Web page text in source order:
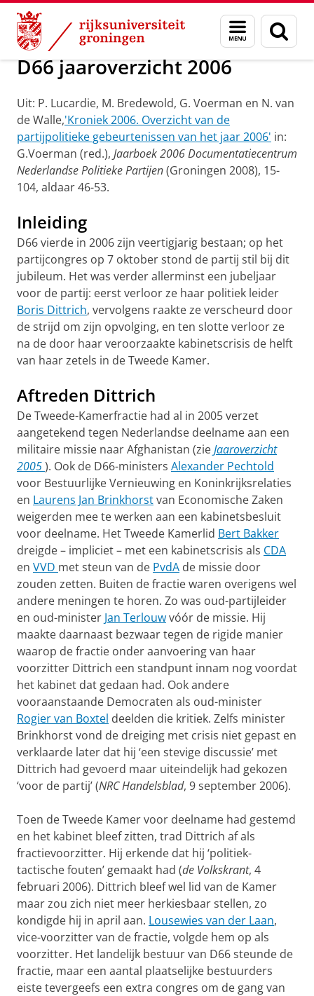
Skip
Content
Skip
Navigation
Menu
en
zoeken
Onderzoek Geschiedenis
D66 jaaroverzicht 2006
Uit: P. Lucardie, M. Bredewold, G. Voerman en N. van
de Walle,'Kroniek 2006. Overzicht van de
partijpolitieke gebeurtenissen van het jaar 2006' in:
G.Voerman (red.), Jaarboek 2006 Documentatiecentrum
Nederlandse Politieke Partijen(Groningen 2008), 15-
104, aldaar 46-53.
Inleiding
D66 vierde in 2006 zijn veertigjarig bestaan; op het
partijcongres op 7 oktober stond de partij stil bij dit
jubileum. Het was verder allerminst een jubeljaar
voor de partij: eerst verloor ze haar politiek leider
Boris Dittrich, vervolgens raakte ze verscheurd door
de strijd om zijn opvol­ging, en ten slotte verloor ze
na de door haar veroorzaakte kabinetscrisis de helft
van haar zetels in de Tweede Kamer.
Aftreden Dittrich
De Tweede-Kamerfractie had al in 2005 verzet
aangetekend tegen Nederlandse deelname aan een
militaire missie naar Afghanistan (zieJaaroverzicht
2005). Ook de D66-ministers Alexander Pechtold
voor Bestuur­lijke Vernieuwing en Koninkrijksrelaties
en Laurens Jan Brinkhorstvan Eco­nomische Zaken
weigerden mee te werken aan een kabinetsbesluit
voor deelname. Het Tweede Kamerlid Bert Bakker
dreigde – impliciet – met een kabinetscrisis als CDA
en VVD met steun van de PvdA de missie door
zouden zetten. Buiten de fractie waren overigens wel
andere meningen te horen. Zo was oud-partijleider
en oud-minister Jan Ter­louwvóór de missie. Hij
maakte daarnaast bezwaar tegen de rigide manier
waarop de fractie onder aanvoering van haar
voorzitter Dittrich een standpunt innam nog voordat
het kabinet dat gedaan had. Ook andere
vooraanstaande Democraten als oud-minister
Rogier van Boxtel deelden die kritiek. Zelfs minister
Brinkhorst vond de dreiging met crisis niet gepast en
verklaarde later dat hij ‘een stevige discussie’ met
Dittrich had gevoerd maar uiteindelijk had gekozen
‘voor de partij’ (NRC Handelsblad, 9 september 2006).
Toen de Tweede Kamer voor deelname had gestemd
en het kabinet bleef zitten, trad Dittrich af als
fractievoorzitter. Hij erkende dat hij ‘politiek-
tactische fouten’ gemaakt had (de Volkskrant, 4
februari 2006). Dittrich bleef wel lid van de Kamer
maar zou zich niet meer herkiesbaar stellen, zo
kondigde hij in april aan. Lousewies van der Laan,
vice-voorzitter van de fractie, volgde hem op als
voorzitter. Het lande­lijk bestuur van D66 steunde de
fractie, maar een aantal plaatselijke bestuurders
eiste tevergeefs een extra congres om de gang van